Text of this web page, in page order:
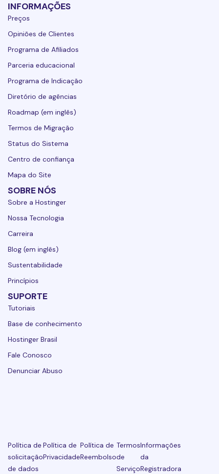
INFORMAÇÕES
Preços
Opiniões de Clientes
Programa de Afiliados
Parceria educacional
Programa de Indicação
Diretório de agências
Roadmap (em inglês)
Termos de Migração
Status do Sistema
Centro de confiança
Mapa do Site
SOBRE NÓS
Sobre a Hostinger
Nossa Tecnologia
Carreira
Blog (em inglês)
Sustentabilidade
Princípios
SUPORTE
Tutoriais
Base de conhecimento
Hostinger Brasil
Fale Conosco
Denunciar Abuso
Política de
solicitação
de dados
Política de
Privacidade
Política de
Reembolso
Termos
de
Serviço
Informações
da
Registradora